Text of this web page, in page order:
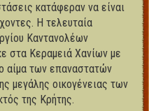
κατάφεραν να είναι
Η τελευταία
Καντανολέων
στα Κεραμειά Χανίων με
αίμα των επαναστατών
μεγάλης οικογένειας των
της Κρήτης.